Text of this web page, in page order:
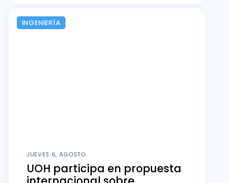
INGENIERÍA
JUEVES 6, AGOSTO
UOH participa en propuesta